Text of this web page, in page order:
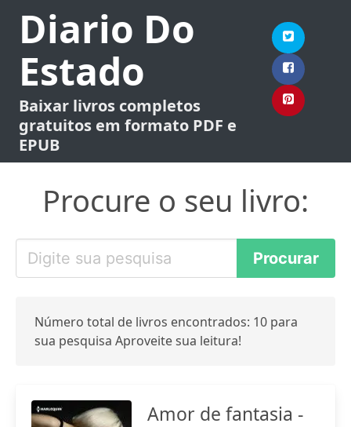
Diario Do
Estado
Baixar livros completos
gratuitos em formato PDF e
EPUB
Procure o seu livro:
Número total de livros encontrados: 10 para
sua pesquisa Aproveite sua leitura!
Amor de fantasia -